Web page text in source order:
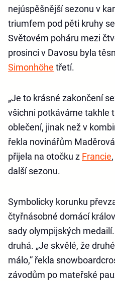
nejúspěšnější sezonu v
triumfem pod pěti kruhy
Světovém poháru mezi
prosinci v Davosu byla
Simonhöhe třetí.
„Je to krásné zakončení
všichni potkáváme takhle
oblečení, jinak než v
řekla novinářům
přijela na otočku z Francie
další sezonu.
Symbolicky korunku
čtyřnásobné domácí
sady olympijských
druhá. „Je skvělé, že
málo,” řekla
závodům po mateřské